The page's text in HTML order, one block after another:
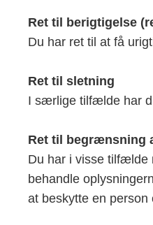
Ret til berigtigelse
Du har ret til at få
Ret til sletning
I særlige tilfælde har
Ret til begrænsning
Du har i visse tilfælde
behandle
at beskytte en person